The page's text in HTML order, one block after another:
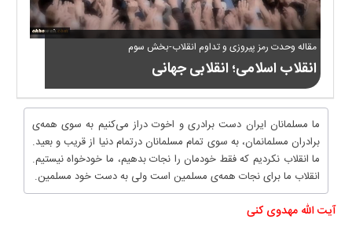
مقاله وحدت رمز پیروزی و تداوم انقلاب-بخش سوم
انقلاب اسلامی؛ انقلابی جهانی
ما مسلمانان ایران دست برادری و اخوت دراز می‌کنیم به سوی همه‌ی
برادران مسلمانمان، به سوی تمام مسلمانان درتمام دنیا از قریب و بعید.
ما انقلاب نکردیم که فقط خودمان را نجات بدهیم، ما خودخواه نیستیم.
انقلاب ما برای نجات همه‌ی مسلمین است ولی به دست خود مسلمین.
آیت الله مهدوی کنی